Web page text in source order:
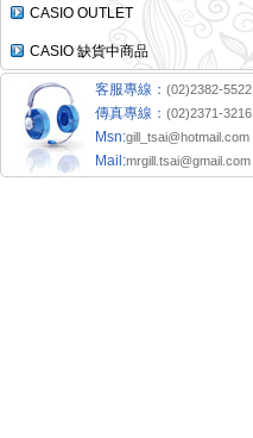
CASIO OUTLET
CASIO 缺貨中商品
客服專線： (02)2382-5522
傳真專線： (02)2371-3216
Msn:gill_tsai@hotmail.com
Mail:mrgill.tsai@gmail.com